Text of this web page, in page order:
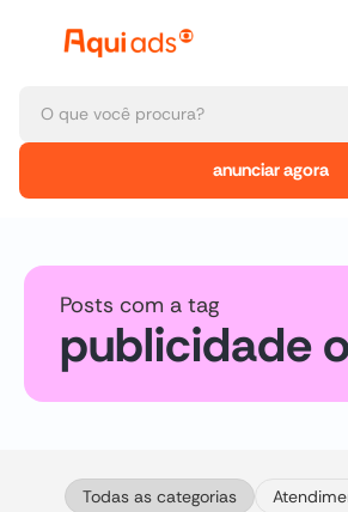
anunciar agora
Posts com a tag
publicidade
Todas as categorias